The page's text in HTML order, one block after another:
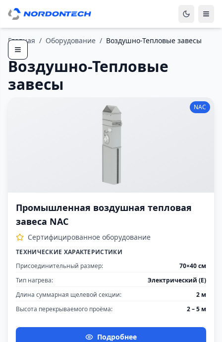
Главная / Оборудование / Воздушно-Тепловые завесы
Воздушно-Тепловые
завесы
NAC
Промышленная воздушная тепловая
завеса NAC
Сертифицированное оборудование
ТЕХНИЧЕСКИЕ ХАРАКТЕРИСТИКИ
Присоединительный размер:
70×40 см
Тип нагрева:
Электрический (E)
Длина суммарная щелевой секции:
2 м
Высота перекрываемого проёма: 2 – 5 м
Подробнее